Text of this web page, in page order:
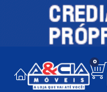
0